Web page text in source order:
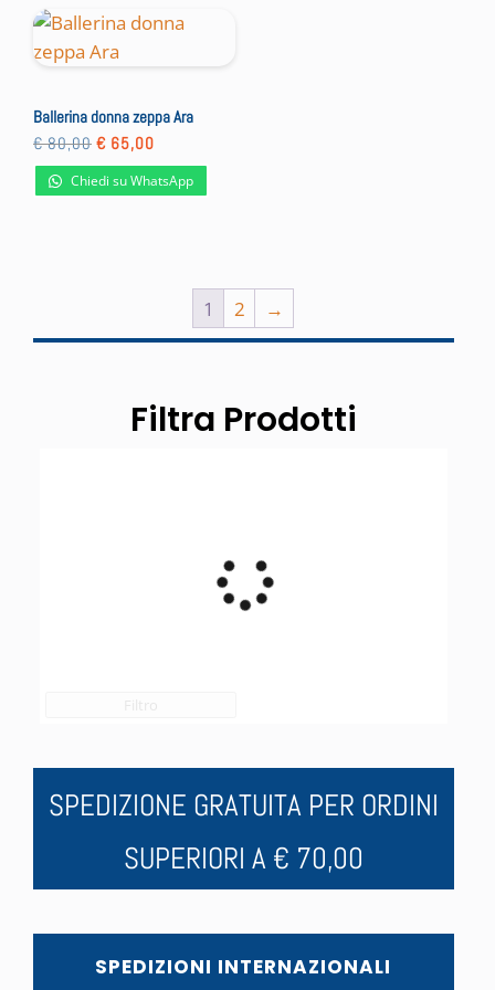
Ballerina donna zeppa Ara
€80,00 Il
prezzo
originale
era:
€ 65,00
attuale
è:
Chiedi su WhatsApp
1 2 →
Filtra Prodotti
SPEDIZIONE GRATUITA PER ORDINI
SUPERIORI A € 70,00
SPEDIZIONI INTERNAZIONALI